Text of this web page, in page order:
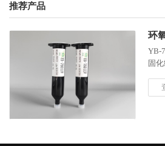
推荐产品
环
YB-
固
的
应用